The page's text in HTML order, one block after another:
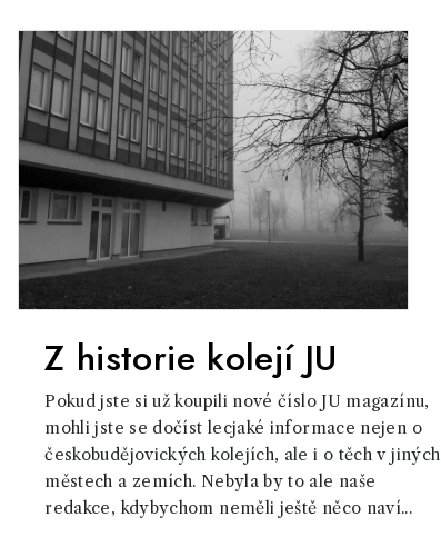
Z historie kolejí JU
Pokud jste si už koupili nové číslo JU magazínu,
mohli jste se dočíst lecjaké informace nejen o
českobudějovických kolejích, ale i o těch v jiných
městech a zemích. Nebyla by to ale naše
redakce, kdybychom neměli ještě něco naví...